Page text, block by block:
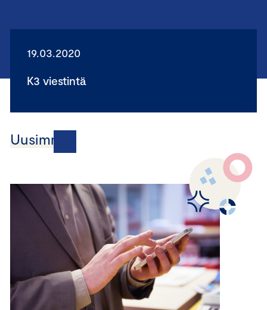
19.03.2020
K3 viestintä
Uusimmat